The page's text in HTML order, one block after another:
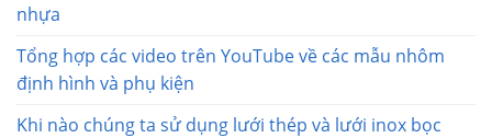
nhựa
Tổng hợp các video trên YouTube về các mẫu nhôm
định hình và phụ kiện
Khi nào chúng ta sử dụng lưới thép và lưới inox bọc